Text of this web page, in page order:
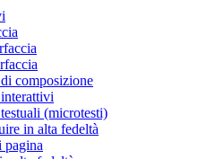
composizione
(microtesti)
in alta fedeltà
pagina